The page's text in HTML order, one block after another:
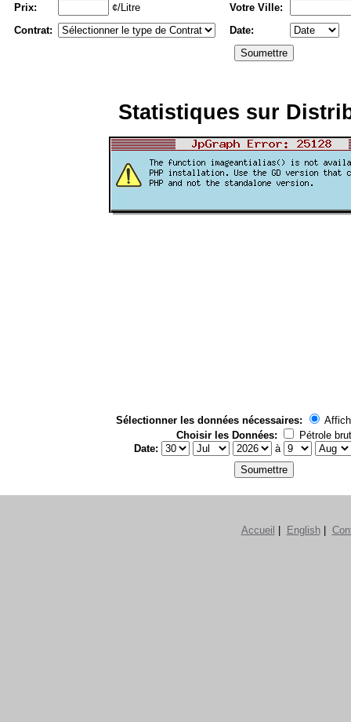
Prix: ¢/Litre
Votre Ville:
Contrat:
Date:
Statistiques sur
Sélectionner les données nécessaires:
Choisir les Données:
Pétrole brut
Date:
à
Accueil | English|